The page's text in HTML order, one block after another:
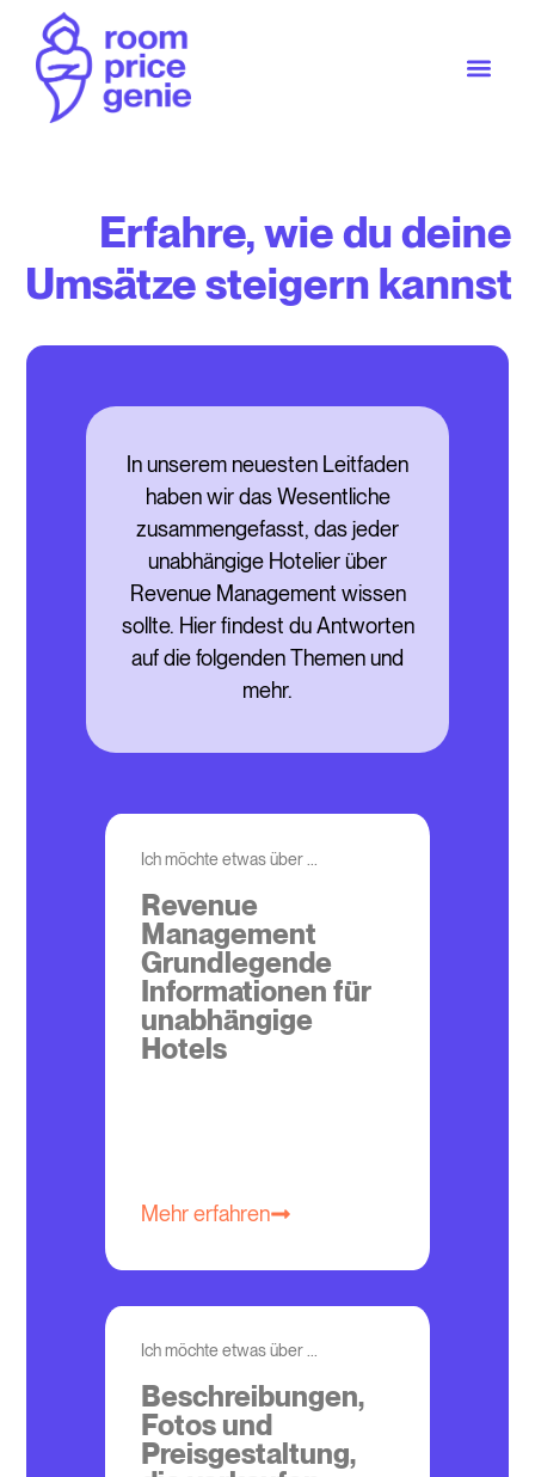
Erfahre, wie du deine
Umsätze steigern kannst
In unserem neuesten Leitfaden
haben wir das Wesentliche
zusammengefasst, das jeder
unabhängige Hotelier über
Revenue Management wissen
sollte. Hier findest du Antworten
auf die folgenden Themen und
mehr.
Ich möchte etwas über ...
Revenue
Management
Grundlegende
Informationen für
unabhängige
Hotels
Mehr erfahren
Ich möchte etwas über ...
Beschreibungen,
Fotos und
Preisgestaltung,